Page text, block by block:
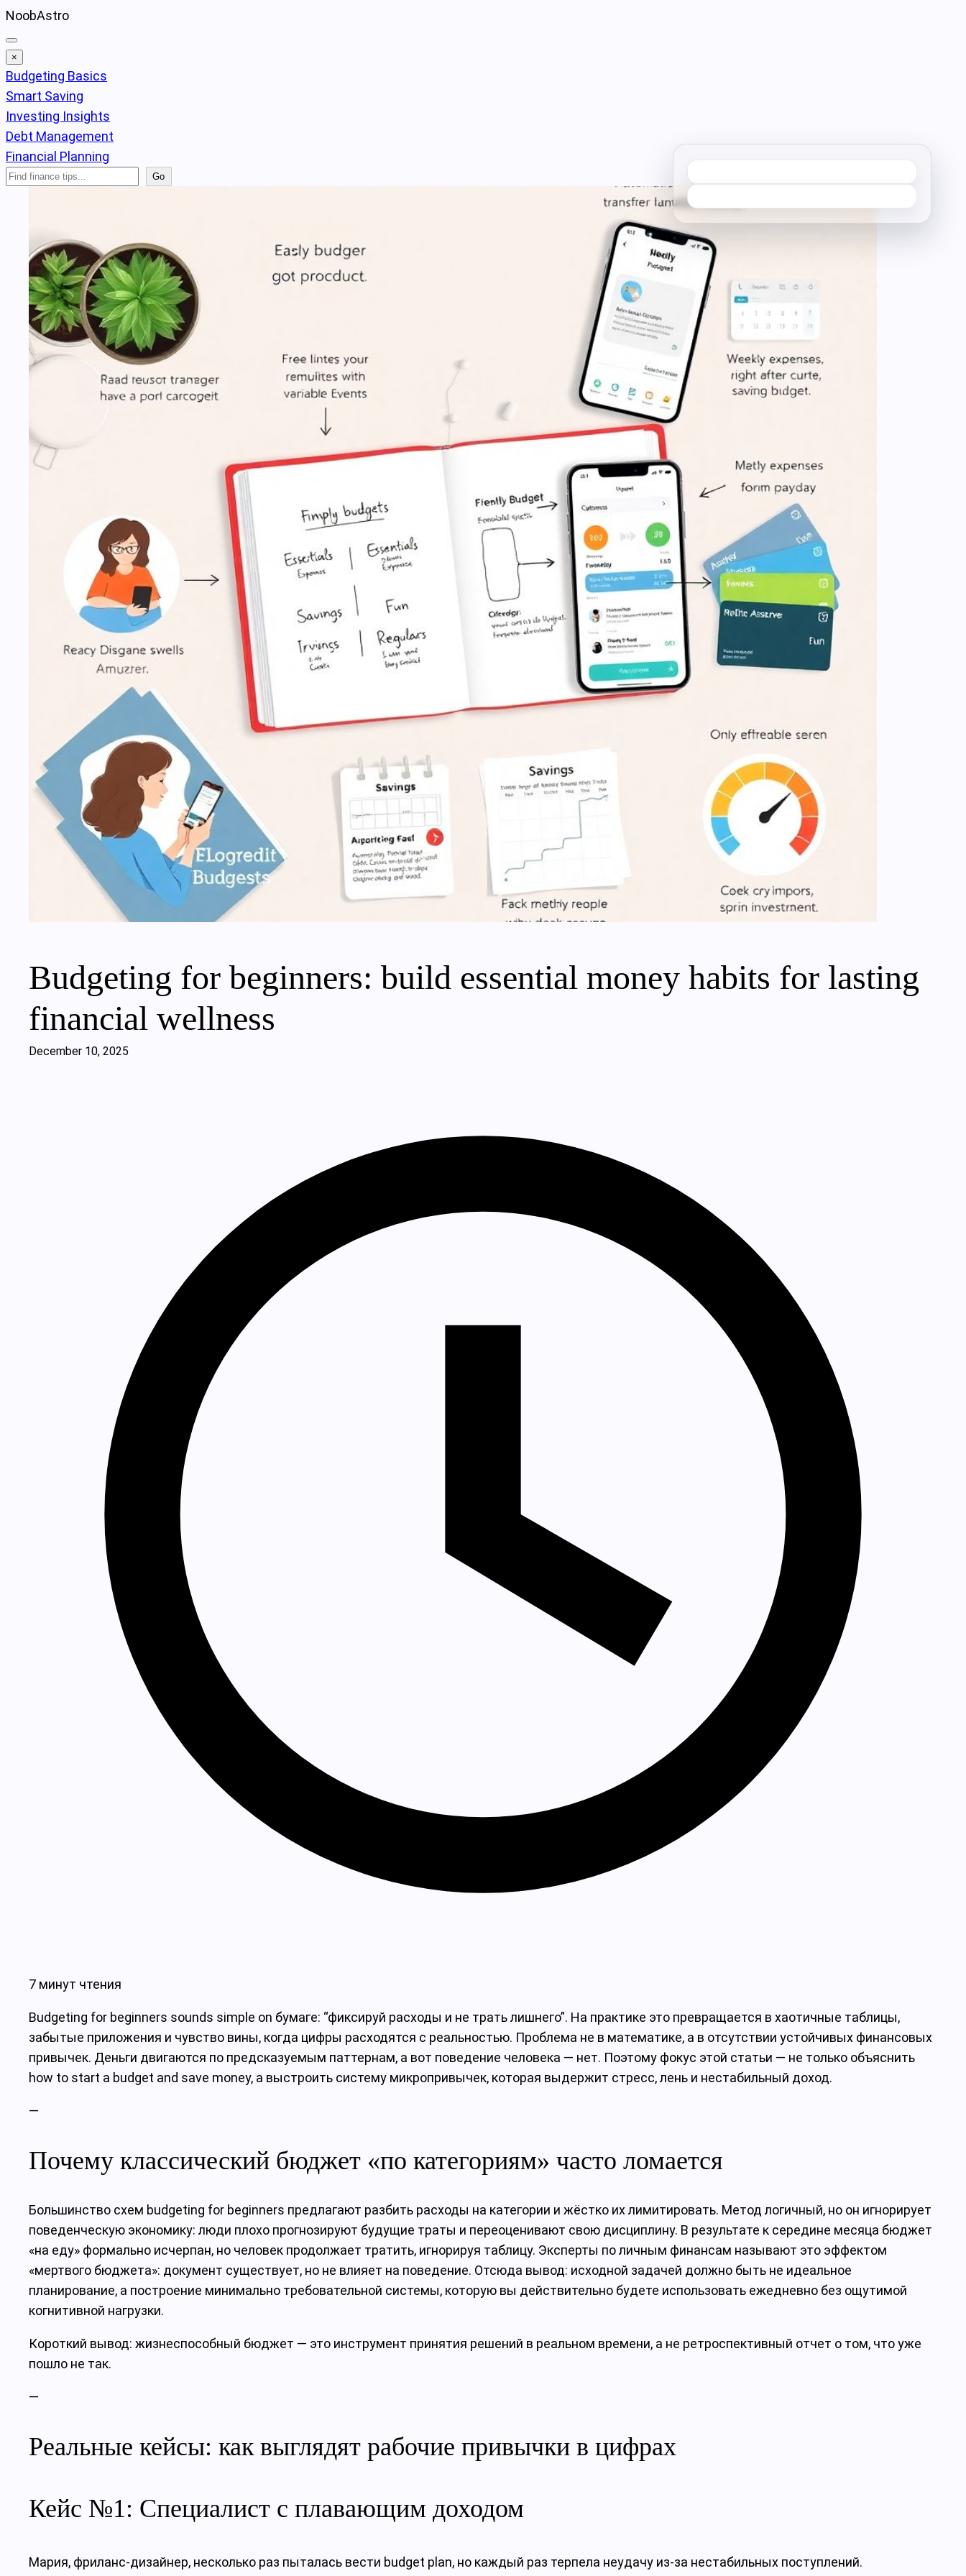
Skip
to
content
NoobAstro
×
Budgeting Basics
Smart Saving
Investing Insights
Debt Management
Financial Planning
Search
Go
Budgeting for beginners: build essential money habits for lasting
financial wellness
December 10, 2025
7 минут чтения
Budgeting for beginners sounds simple on бумаге: “фиксируй расходы и не трать лишнего”. На практике это превращается в хаотичные таблицы,
забытые приложения и чувство вины, когда цифры расходятся с реальностью. Проблема не в математике, а в отсутствии устойчивых финансовых
привычек. Деньги двигаются по предсказуемым паттернам, а вот поведение человека — нет. Поэтому фокус этой статьи — не только объяснить
how to start a budget and save money, а выстроить систему микропривычек, которая выдержит стресс, лень и нестабильный доход.
—
Почему классический бюджет «по категориям» часто ломается
Большинство схем budgeting for beginners предлагают разбить расходы на категории и жёстко их лимитировать. Метод логичный, но он игнорирует
поведенческую экономику: люди плохо прогнозируют будущие траты и переоценивают свою дисциплину. В результате к середине месяца бюджет
«на еду» формально исчерпан, но человек продолжает тратить, игнорируя таблицу. Эксперты по личным финансам называют это эффектом
«мертвого бюджета»: документ существует, но не влияет на поведение. Отсюда вывод: исходной задачей должно быть не идеальное
планирование, а построение минимально требовательной системы, которую вы действительно будете использовать ежедневно без ощутимой
когнитивной нагрузки.
Короткий вывод: жизнеспособный бюджет — это инструмент принятия решений в реальном времени, а не ретроспективный отчет о том, что уже
пошло не так.
—
Реальные кейсы: как выглядят рабочие привычки в цифрах
Кейс №1: Специалист с плавающим доходом
Мария, фриланс-дизайнер, несколько раз пыталась вести budget plan, но каждый раз терпела неудачу из-за нестабильных поступлений.